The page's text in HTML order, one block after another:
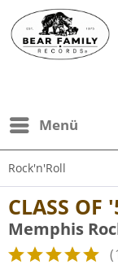
Menü
Rock'n'Roll
CLASS OF
Memphis
(